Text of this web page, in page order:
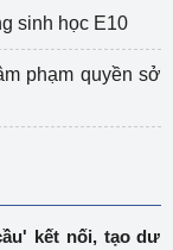
sinh học E10
phạm quyền sở
kết nối, tạo dư